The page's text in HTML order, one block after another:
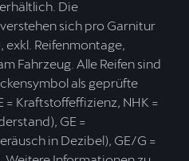
Die
sich pro Garnitur
Reifenmontage,
Fahrzeug. Alle Reifen sind
als geprüfte
= Kraftstoffeffizienz, NHK =
GE =
in Dezibel), GE/G =